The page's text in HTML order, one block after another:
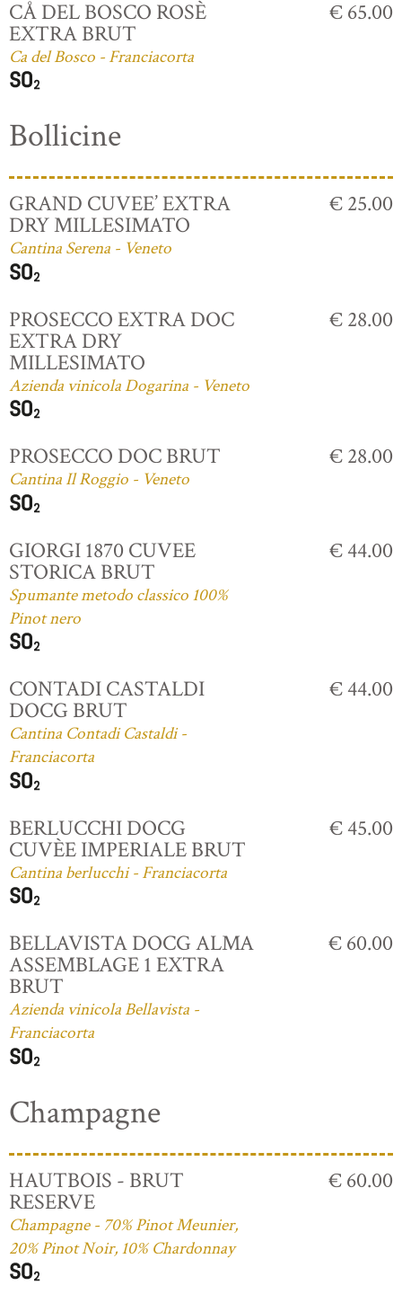
CÅ DEL BOSCO ROSÈ
EXTRA BRUT
Ca del Bosco - Franciacorta
€ 65.00
Bollicine
GRAND CUVEE’ EXTRA
DRY MILLESIMATO
Cantina Serena - Veneto
€ 25.00
PROSECCO EXTRA DOC
EXTRA DRY
MILLESIMATO
Azienda vinicola Dogarina - Veneto
€ 28.00
PROSECCO DOC BRUT
Cantina Il Roggio - Veneto
€ 28.00
GIORGI 1870 CUVEE
STORICA BRUT
Spumante metodo classico 100%
Pinot nero
€ 44.00
CONTADI CASTALDI
DOCG BRUT
Cantina Contadi Castaldi -
Franciacorta
€ 44.00
BERLUCCHI DOCG
CUVÈE IMPERIALE BRUT
Cantina berlucchi - Franciacorta
€ 45.00
BELLAVISTA DOCG ALMA
ASSEMBLAGE 1 EXTRA
BRUT
Azienda vinicola Bellavista -
Franciacorta
€ 60.00
Champagne
HAUTBOIS - BRUT
RESERVE
Champagne - 70% Pinot Meunier,
20% Pinot Noir, 10% Chardonnay
€ 60.00